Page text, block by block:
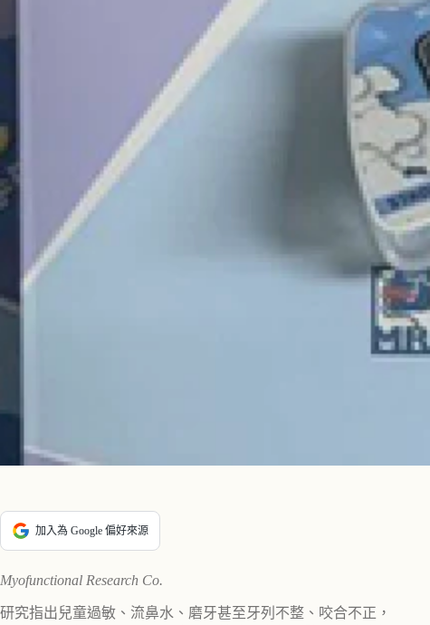
加入為 Google 偏好來源
Myofunctional Research Co.
研究指出兒童過敏、流鼻水、磨牙甚至牙列不整、咬合不正，